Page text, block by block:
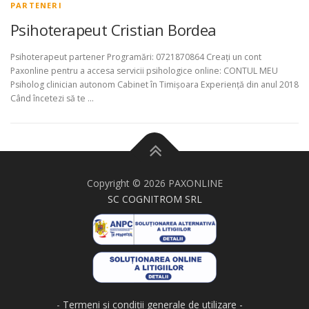
PARTENERI
Psihoterapeut Cristian Bordea
Psihoterapeut partener Programări: 0721870864 Creați un cont
Paxonline pentru a accesa servicii psihologice online: CONTUL MEU
Psiholog clinician autonom Cabinet în Timișoara Experiență din anul 2018
Când încetezi să te …
Copyright © 2026 PAXONLINE
SC COGNITROM SRL
- Termeni și condiții generale de utilizare